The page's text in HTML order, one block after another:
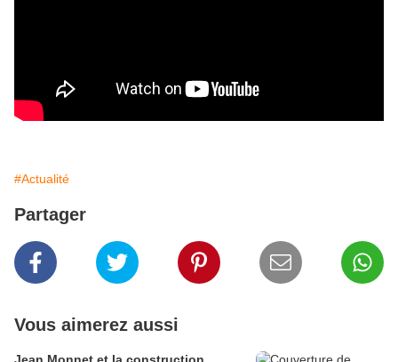
#Actualité
Partager
Vous aimerez aussi